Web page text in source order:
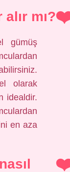
mı?
gümüş
olarak
idealdir.
en aza